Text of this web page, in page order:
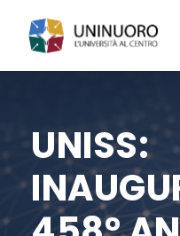
UNISS: